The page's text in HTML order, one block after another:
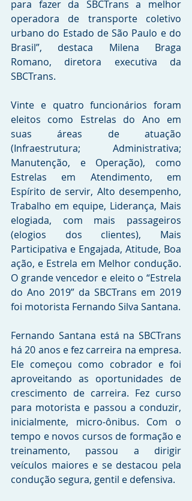
para fazer da SBCTrans a melhor
operadora de transporte coletivo
urbano do Estado de São Paulo e do
Brasil”, destaca Milena Braga
Romano, diretora executiva da
SBCTrans.
Vinte e quatro funcionários foram
eleitos como Estrelas do Ano em
suas áreas de atuação
(Infraestrutura; Administrativa;
Manutenção, e Operação), como
Estrelas em Atendimento, em
Espírito de servir, Alto desempenho,
Trabalho em equipe, Liderança, Mais
elogiada, com mais passageiros
(elogios dos clientes), Mais
Participativa e Engajada, Atitude, Boa
ação, e Estrela em Melhor condução.
O grande vencedor e eleito o “Estrela
do Ano 2019” da SBCTrans em 2019
foi motorista Fernando Silva Santana.
Fernando Santana está na SBCTrans
há 20 anos e fez carreira na empresa.
Ele começou como cobrador e foi
aproveitando as oportunidades de
crescimento de carreira. Fez curso
para motorista e passou a conduzir,
inicialmente, micro-ônibus. Com o
tempo e novos cursos de formação e
treinamento, passou a dirigir
veículos maiores e se destacou pela
condução segura, gentil e defensiva.